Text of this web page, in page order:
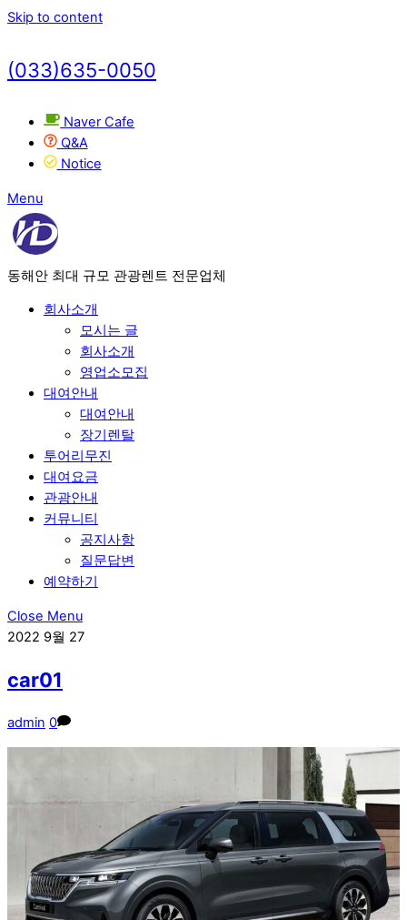
Skip to content
(033)635-0050
Naver Cafe
Q&A
Notice
Menu
동해안 최대 규모 관광렌트 전문업체
회사소개
모시는 글
회사소개
영업소모집
대여안내
대여안내
장기렌탈
투어리무진
대여요금
관광안내
커뮤니티
공지사항
질문답변
예약하기
Close Menu
2022 9월 27
car01
admin 0